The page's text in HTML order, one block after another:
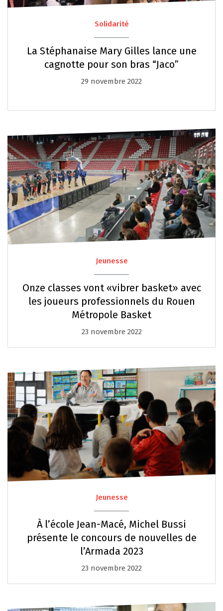
Solidarité
La Stéphanaise Mary Gilles lance une
cagnotte pour son bras “Jaco”
29 novembre 2022
Jeunesse
Onze classes vont «vibrer basket» avec
les joueurs professionnels du Rouen
Métropole Basket
23 novembre 2022
Jeunesse
À l’école Jean-Macé, Michel Bussi
présente le concours de nouvelles de
l’Armada 2023
23 novembre 2022